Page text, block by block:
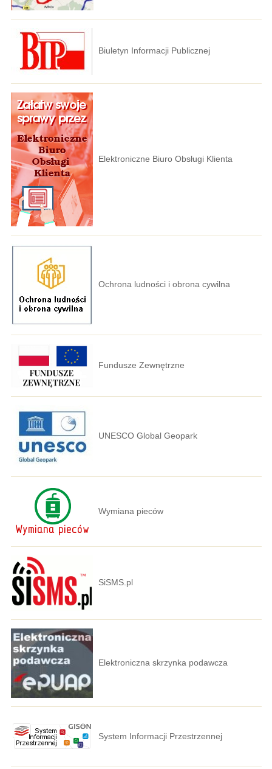
Biuletyn Informacji Publicznej
Elektroniczne Biuro Obsługi Klienta
Ochrona ludności i obrona cywilna
Fundusze Zewnętrzne
UNESCO Global Geopark
Wymiana pieców
SiSMS.pl
Elektroniczna skrzynka podawcza
System Informacji Przestrzennej